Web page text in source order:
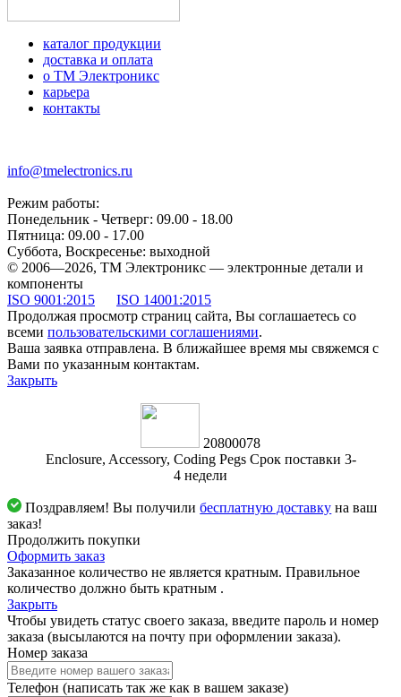
каталог продукции
доставка и оплата
о ТМ Электроникс
карьера
контакты
info@tmelectronics.ru
Режим работы:
Понедельник - Четверг: 09.00 - 18.00
Пятница: 09.00 - 17.00
Суббота, Воскресенье: выходной
© 2006—2026, ТМ Электроникс — электронные детали и
компоненты
ISO 9001:2015
ISO 14001:2015
Продолжая просмотр страниц сайта, Вы соглашаетесь со
всеми пользовательскими соглашениями.
Ваша заявка отправлена. В ближайшее время мы свяжемся с
Вами по указанным контактам.
Закрыть
20800078
Enclosure, Accessory, Coding Pegs Срок поставки 3-
4 недели
Поздравляем! Вы получилибесплатную доставку на ваш
заказ!
Продолжить покупки
Оформить заказ
Заказанное количество не является кратным. Правильное
количество должно быть кратным .
Закрыть
Чтобы увидеть статус своего заказа, введите пароль и номер
заказа (высылаются на почту при оформлении заказа).
Номер заказа
Телефон (написать так же как в вашем заказе)